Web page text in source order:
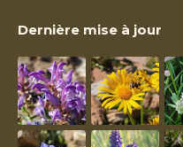
Dernière mise à jour